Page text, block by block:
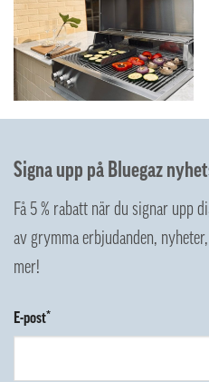
Signa upp på Bluegaz
Få 5 % rabatt när du signar upp
av grymma erbjudanden,
mer!
E-post*